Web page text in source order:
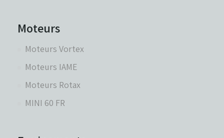
Moteurs
Moteurs Vortex
Moteurs IAME
Moteurs Rotax
MINI 60 FR